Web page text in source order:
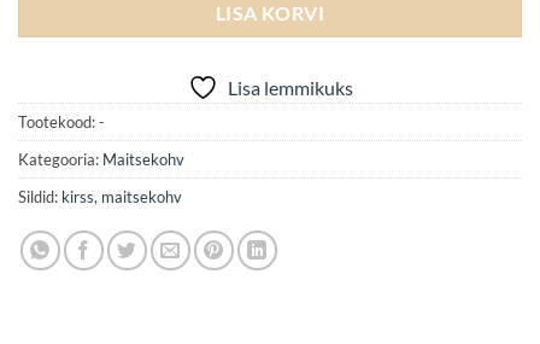
LISA KORVI
Lisa lemmikuks
Tootekood:-
Kategooria: Maitsekohv
Sildid: kirss, maitsekohv